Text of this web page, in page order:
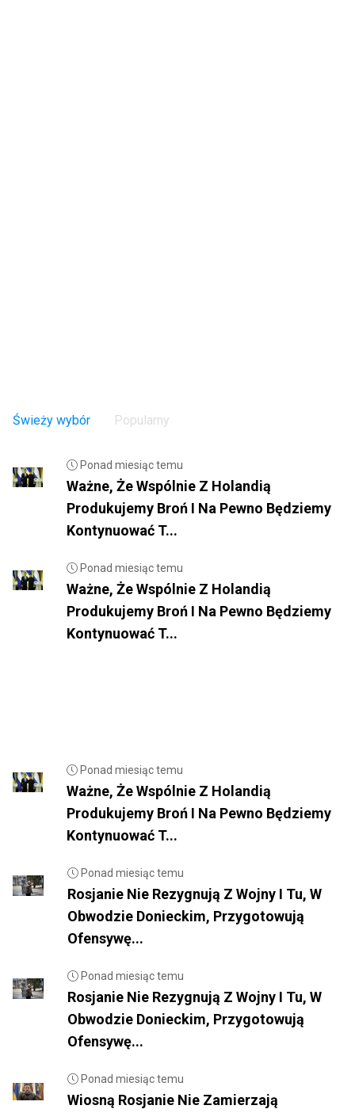
Świeży wybór Popularny
Ponad miesiąc temu
Ważne, Że Wspólnie Z Holandią
Produkujemy Broń I Na Pewno Będziemy
Kontynuować T...
Ponad miesiąc temu
Ważne, Że Wspólnie Z Holandią
Produkujemy Broń I Na Pewno Będziemy
Kontynuować T...
Ponad miesiąc temu
Ważne, Że Wspólnie Z Holandią
Produkujemy Broń I Na Pewno Będziemy
Kontynuować T...
Ponad miesiąc temu
Rosjanie Nie Rezygnują Z Wojny I Tu, W
Obwodzie Donieckim, Przygotowują
Ofensywę...
Ponad miesiąc temu
Rosjanie Nie Rezygnują Z Wojny I Tu, W
Obwodzie Donieckim, Przygotowują
Ofensywę...
Ponad miesiąc temu
Wiosną Rosjanie Nie Zamierzają